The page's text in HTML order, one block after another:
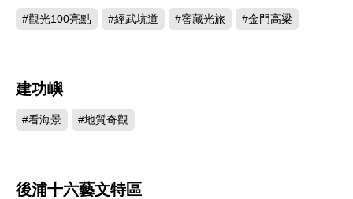
#觀光100亮點 #經武坑道 #窖藏光旅 #金門高梁
建功嶼
#看海景 #地質奇觀
後浦十六藝文特區